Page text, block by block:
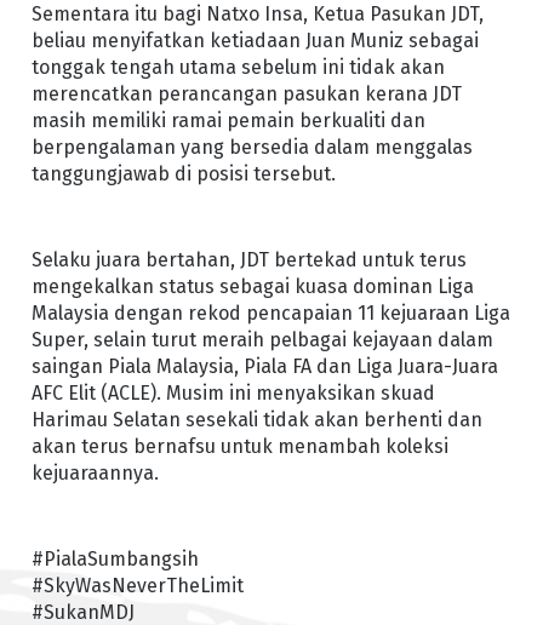
Sementara itu bagi Natxo Insa, Ketua Pasukan JDT,
beliau menyifatkan ketiadaan Juan Muniz sebagai
tonggak tengah utama sebelum ini tidak akan
merencatkan perancangan pasukan kerana JDT
masih memiliki ramai pemain berkualiti dan
berpengalaman yang bersedia dalam menggalas
tanggungjawab di posisi tersebut.
Selaku juara bertahan, JDT bertekad untuk terus
mengekalkan status sebagai kuasa dominan Liga
Malaysia dengan rekod pencapaian 11 kejuaraan Liga
Super, selain turut meraih pelbagai kejayaan dalam
saingan Piala Malaysia, Piala FA dan Liga Juara-Juara
AFC Elit (ACLE). Musim ini menyaksikan skuad
Harimau Selatan sesekali tidak akan berhenti dan
akan terus bernafsu untuk menambah koleksi
kejuaraannya.
#PialaSumbangsih
#SkyWasNeverTheLimit
#SukanMDJ